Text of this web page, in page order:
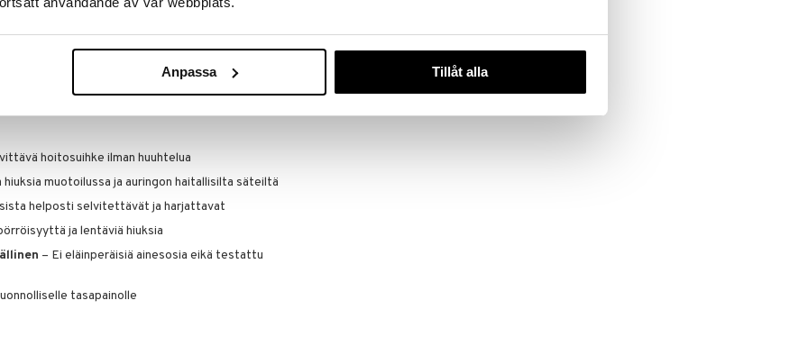
Anpassa Tillåt alla
– vähentää vaurioiden riskiä
hoitosuihke ilman huuhtelua
hiuksia muotoilussa ja auringon haitallisilta säteiltä
helposti selvitettävät ja harjattavat
ja lentäviä hiuksia
– Ei eläinperäisiä ainesosia eikä testattu
tasapainolle